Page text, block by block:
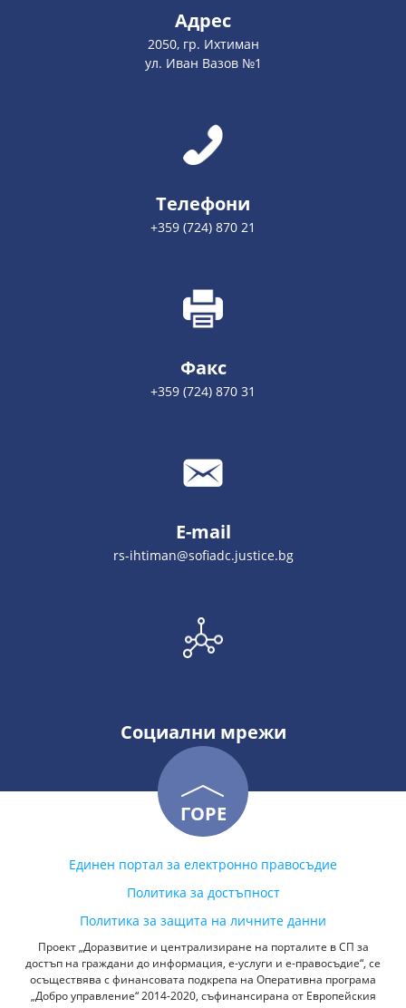
Адрес
2050, гр. Ихтиман
ул. Иван Вазов №1
Телефони
+359 (724) 870 21
Факс
+359 (724) 870 31
E-mail
rs-ihtiman@sofiadc.justice.bg
Социални мрежи
ГОРЕ
Единен портал за електронно правосъдие
Политика за достъпност
Политика за защита на личните данни
Проект „Доразвитие и централизиране на порталите в СП за
достъп на граждани до информация, е-услуги и е-правосъдие“, се
осъществява с финансовата подкрепа на Оперативна програма
„Добро управление“ 2014-2020, съфинансирана от Европейския